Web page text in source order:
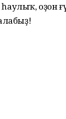
һаулыҡ, оҙон